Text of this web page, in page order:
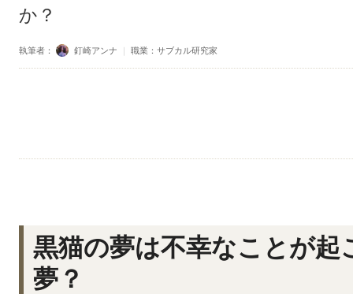
か？
執筆者： 釘崎アンナ ｜ 職業：サブカル研究家
黒猫の夢は不幸なことが起
夢？